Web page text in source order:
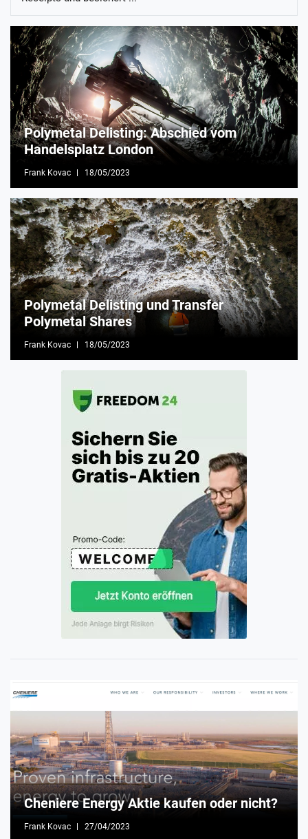
Polymetal Delisting: Abschied vom
Handelsplatz London
Frank Kovac 18/05/2023
Polymetal Delisting und Transfer
Polymetal Shares
Frank Kovac 18/05/2023
Cheniere Energy Aktie kaufen oder nicht?
Frank Kovac 27/04/2023